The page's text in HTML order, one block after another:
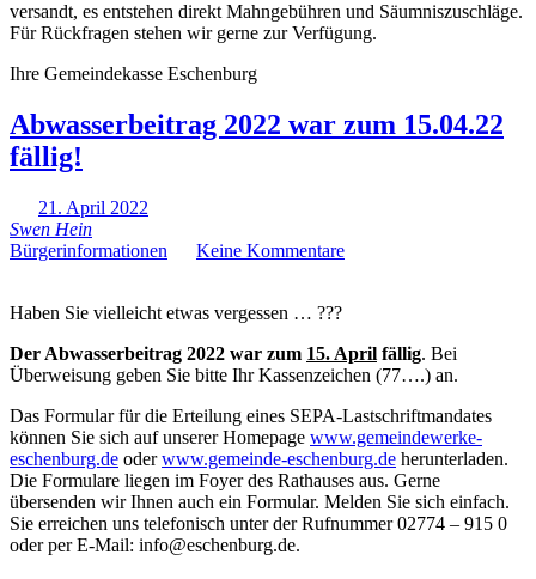
versandt, es entstehen direkt Mahngebühren und Säumniszuschläge.
Für Rückfragen stehen wir gerne zur Verfügung.
Ihre Gemeindekasse Eschenburg
Abwasserbeitrag 2022 war zum 15.04.22
fällig!
21. April 2022
Swen Hein
Bürgerinformationen
Keine Kommentare
Haben Sie vielleicht etwas vergessen … ???
Der Abwasserbeitrag 2022 war zum 15. April fällig. Bei
Überweisung geben Sie bitte Ihr Kassenzeichen (77….) an.
Das Formular für die Erteilung eines SEPA-Lastschriftmandates
können Sie sich auf unserer Homepage www.gemeindewerke-
eschenburg.de oderwww.gemeinde-eschenburg.de herunterladen.
Die Formulare liegen im Foyer des Rathauses aus. Gerne
übersenden wir Ihnen auch ein Formular. Melden Sie sich einfach.
Sie erreichen uns telefonisch unter der Rufnummer 02774 – 915 0
oder per E-Mail: info@eschenburg.de.